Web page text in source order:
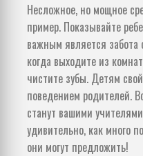
Несложное, но мощное
пример. Показывайте
важным является забота
когда выходите из
чистите зубы. Детям
поведением родителей.
станут вашими
удивительно, как много
они могут предложить!